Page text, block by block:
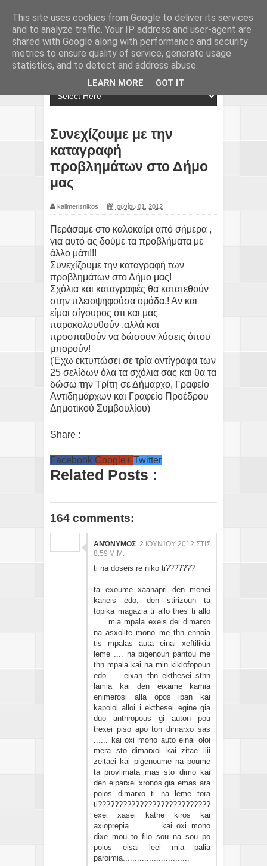
Συνεχίζουμε με την
καταγραφή
προβλημάτων στο Δήμο
μας
kalimerisnikos Ιουνίου 01, 2012
Περάσαμε στο καλοκαίρι από σήμερα ,
για αυτό ας δούμε τα προβλήματα με
άλλο μάτι!!!
Συνεχίζουμε την καταγραφή των
προβλημάτων στο Δήμο μας!
Σχόλια και καταγραφές θα κατατεθούν
στην πλειοψηφούσα ομάδα,! Αν και
είμαι σίγουρος οτι και μας
παρακολουθούν ,αλλά και
προσπαθούν να δώσουν λύσεις όπου
μπορούν!
(Έχω εκτυπώσει σε τρία αντίγραφα των
25 σελίδων όλα τα σχόλια σας και θα τα
δώσω την Τρίτη σε Δήμαρχο, Γραφείο
Αντιδημάρχων και Γραφείο Προέδρου
Δημοτικού Συμβουλίου)
Share :
Facebook Google+ Twitter
Related Posts :
164 comments:
ΑΝΏΝΥΜΟΣ 2 ΙΟΥΝΊΟΥ 2012 ΣΤΙΣ
8:59 Μ.Μ.
ti na doseis re niko ti???????
ta exoume xaanapri den menei
kaneis edo, den stirizoun ta
topika magazia ti allo thes ti allo
..... mia mpala exeis dei dimarxo
na asxolite mono me thn ennoia
tis mpalas auta einai xeftilikia
leme .... na pigenoun pantou me
thn mpala kai na min kiklofopoun
edo .... eixan thn ekthesei sthn
lamia kai den eixame kamia
enimerosi alla opos ipan kai
kapoioi alloi i ekthesei egine gia
duo anthropous gi auton pou
trexei piso apo ton dimarxo sas
...... kai oxi mono auto einai oloi
mera sto dimarxoi kai zitae iiii
zeitaei kai pigenoume na poume
ta provlimata mas sto dimo kai
den eiparxei xronos gia emas ara
poios dimarxo ti na leme tora
ti???????????????????????????
exei xasei kathe kiros kai
axioprepia ............kai oxi mono
dixe mou to filo sou na sou po
poios eisai leei mia palia
paroimia............................
This site uses cookies from Google to deliver its services
and to analyze traffic. Your IP address and user-agent are
shared with Google along with performance and security
metrics to ensure quality of service, generate usage
statistics, and to detect and address abuse.
LEARN MORE GOT IT